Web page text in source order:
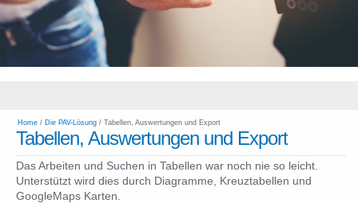
Home/ Die PAV-Lösung/ Tabellen, Auswertungen und Export
Tabellen, Auswertungen und Export
Das Arbeiten und Suchen in Tabellen war noch nie so leicht.
Unterstützt wird dies durch Diagramme, Kreuztabellen und
GoogleMaps Karten.